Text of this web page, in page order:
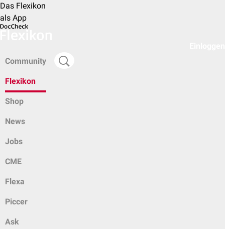
Das Flexikon
als App
Community
Flexikon
Shop
News
Jobs
CME
Flexa
Piccer
Ask